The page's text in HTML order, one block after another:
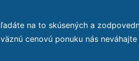
na to skúsených a
cenovú ponuku nás